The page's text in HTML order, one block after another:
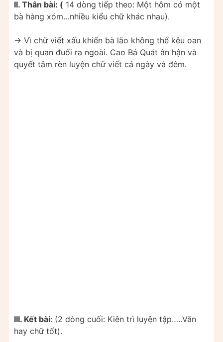
II. Thân bài: ( 14 dòng tiếp theo: Một hôm có một
bà hàng xóm…nhiều kiểu chữ khác nhau).
-> Vì chữ viết xấu khiến bà lão không thể kêu oan
và bị quan đuổi ra ngoài. Cao Bá Quát ân hận và
quyết tâm rèn luyện chữ viết cả ngày và đêm.
III. Kết bài: (2 dòng cuối: Kiên trì luyện tập…..Văn
hay chữ tốt).